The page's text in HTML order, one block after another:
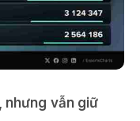
nhưng vẫn giữ